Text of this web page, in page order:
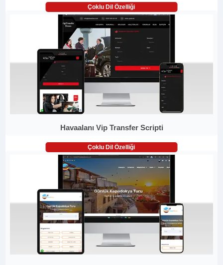
Çoklu Dil Özelliği
Havaalanı Vip Transfer Scripti
Çoklu Dil Özelliği